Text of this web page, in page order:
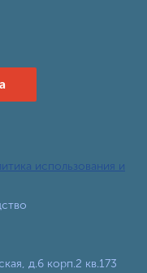
использования и
д.6 корп.2 кв.173